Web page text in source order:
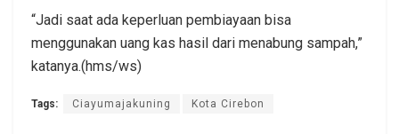
“Jadi saat ada keperluan pembiayaan bisa
menggunakan uang kas hasil dari menabung sampah,”
katanya.(hms/ws)
Tags: Ciayumajakuning Kota Cirebon